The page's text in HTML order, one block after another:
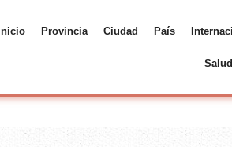
Inicio Provincia Ciudad País
Salud